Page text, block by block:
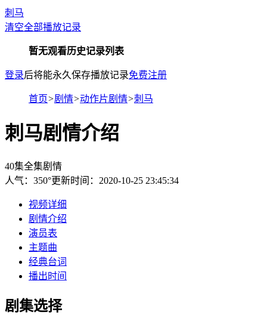
刺马
清空全部播放记录
暂无观看历史记录列表
登录后将能永久保存播放记录免费注册
首页>剧情>动作片剧情>刺马
刺马剧情介绍
40集全集剧情
人气： 350°更新时间：2020-10-25 23:45:34
视频详细
剧情介绍
演员表
主题曲
经典台词
播出时间
剧集选择